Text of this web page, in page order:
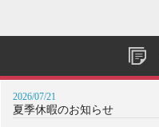
2026/07/21
夏季休暇のお知らせ